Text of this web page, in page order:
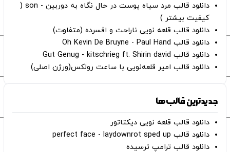
دانلود قالب مرد سیاه پوست در حال نگاه به دوربین - son (
کیفیت بیشتر )
دانلود قالب قلعه نویی ناراحت و افسرده (متفاوت)
دانلود قالب Oh Kevin De Bruyne - Paul Hand
دانلود قالب Gut Genug - kitschrieg ft. Shirin david
دانلود قالب امیر قلعه‌نویی با ساعت رولکس(ورژن اصلی)
جدیدترین قالب‌ها
دانلود قالب قلعه نویی دیکتاتور
دانلود قالب perfect face - laydownrot sped up
دانلود قالب ترامپ ترسیده